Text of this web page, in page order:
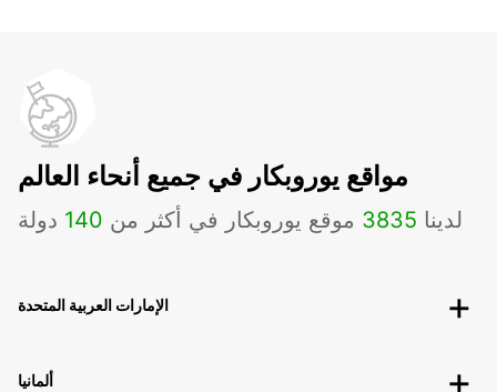
مواقع يوروبكار في جميع أنحاء العالم
لدينا 3835 موقع يوروبكار في أكثر من 140 دولة
الإمارات العربية المتحدة
ألمانيا